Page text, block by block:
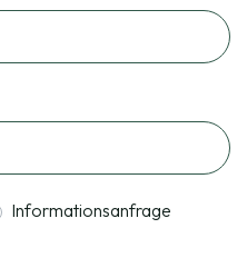
Informationsanfrage